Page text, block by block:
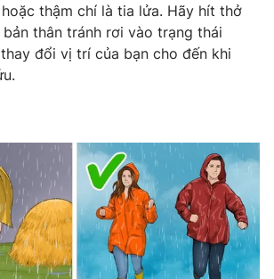
báo VTV
báo in và báo điện tử số 483/GP-BTTTT
Thủy
355 931 - 024.38 355 932
024.66 897 897
024-7300.7108
thậm chí là tia lửa. Hãy hít thở
thân tránh rơi vào trạng thái
đổi vị trí của bạn cho đến khi